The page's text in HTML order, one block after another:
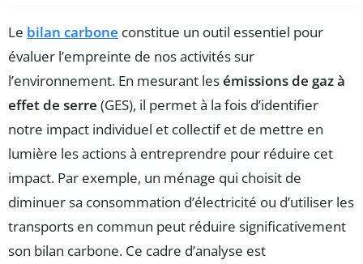
Le bilan carbone constitue un outil essentiel pour
évaluer l’empreinte de nos activités sur
l’environnement. En mesurant lesémissions de gaz à
effet de serre (GES), il permet à la fois d’identifier
notre impact individuel et collectif et de mettre en
lumière les actions à entreprendre pour réduire cet
impact. Par exemple, un ménage qui choisit de
diminuer sa consommation d’électricité ou d’utiliser les
transports en commun peut réduire significativement
son bilan carbone. Ce cadre d’analyse est